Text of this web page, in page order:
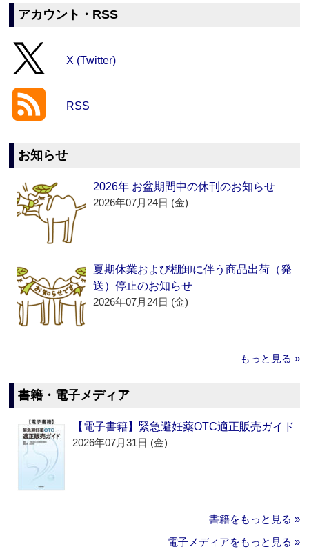
アカウント・RSS
X (Twitter)
RSS
お知らせ
2026年 お盆期間中の休刊のお知らせ
2026年07月24日 (金)
夏期休業および棚卸に伴う商品出荷（発
送）停止のお知らせ
2026年07月24日 (金)
もっと見る »
書籍・電子メディア
【電子書籍】緊急避妊薬OTC適正販売ガイド
2026年07月31日 (金)
書籍をもっと見る »
電子メディアをもっと見る »